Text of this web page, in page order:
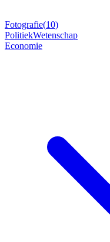
Fotografie(10)
PolitiekWetenschap
Economie